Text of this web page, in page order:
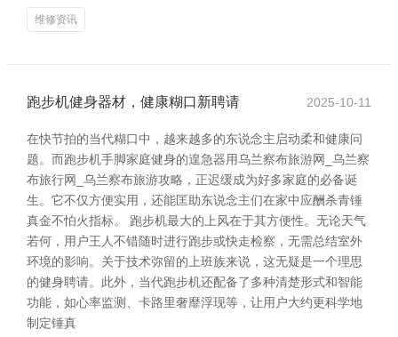
维修资讯
跑步机健身器材，健康糊口新聘请 2025-10-11
在快节拍的当代糊口中，越来越多的东说念主启动柔和健康问
题。而跑步机手脚家庭健身的遑急器用乌兰察布旅游网_乌兰察
布旅行网_乌兰察布旅游攻略，正迟缓成为好多家庭的必备诞
生。它不仅方便实用，还能匡助东说念主们在家中应酬杀青锤
真金不怕火指标。 跑步机最大的上风在于其方便性。无论天气
若何，用户王人不错随时进行跑步或快走检察，无需总结室外
环境的影响。关于技术弥留的上班族来说，这无疑是一个理思
的健身聘请。此外，当代跑步机还配备了多种清楚形式和智能
功能，如心率监测、卡路里奢靡浮现等，让用户大约更科学地
制定锤真